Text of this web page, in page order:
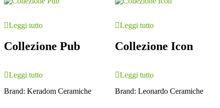
Leggi tutto
Collezione Pub
Leggi tutto
Brand: Keradom Ceramiche
Leggi tutto
Collezione Icon
Leggi tutto
Brand: Leonardo Ceramiche